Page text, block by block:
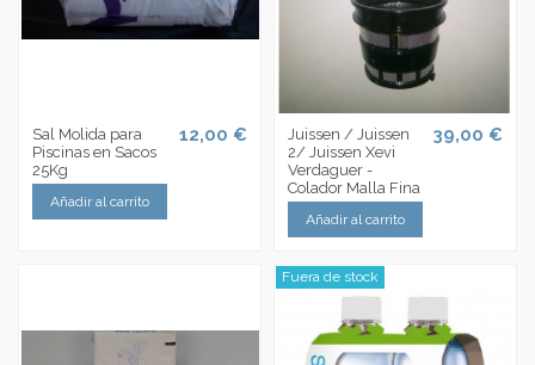
Sal Molida para
Piscinas en Sacos
25Kg
12,00 €
Añadir al carrito
Juissen / Juissen
2/ Juissen Xevi
Verdaguer -
Colador Malla Fina
39,00 €
Añadir al carrito
Fuera de stock